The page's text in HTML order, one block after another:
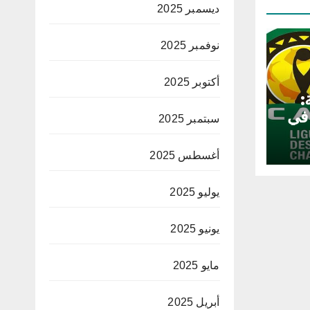
في
ديسمبر 2025
نوفمبر 2025
أكتوبر 2025
سبتمبر 2025
أغسطس 2025
يوليو 2025
يونيو 2025
مايو 2025
أبريل 2025